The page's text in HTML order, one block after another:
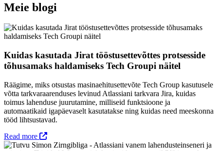
Meie blogi
Kuidas kasutada Jirat tööstusettevõttes protsesside
tõhusamaks haldamiseks Tech Groupi näitel
Räägime, miks otsustas masinaehitusettevõte Tech Group kasutusele
võtta tarkvaraarenduses levinud Atlassiani tarkvara Jira, kuidas
toimus lahenduse juurutamine, milliseid funktsioone ja
automaatikaid igapäevaselt kasutatakse ning kuidas need meeskonna
tööd lihtsustavad.
Read more